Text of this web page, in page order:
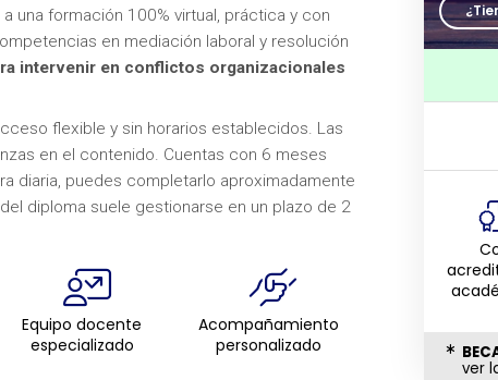
una formación 100% virtual, práctica y con
en mediación laboral y resolución
intervenir en conflictos organizacionales
flexible y sin horarios establecidos. Las
en el contenido. Cuentas con 6 meses
diaria, puedes completarlo aproximadamente
diploma suele gestionarse en un plazo de 2
Equipo docente
especializado
Acompañamiento
personalizado
ver